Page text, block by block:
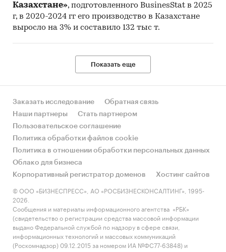
Казахстане», подготовленного BusinesStat в 2025
г, в 2020-2024 гг его производство в Казахстане
выросло на 3% и составило 132 тыс т.
Показать еще
Заказать исследование
Обратная связь
Наши партнеры
Стать партнером
Пользовательское соглашение
Политика обработки файлов cookie
Политика в отношении обработки персональных данных
Облако для бизнеса
Корпоративный регистратор доменов
Хостинг сайтов
© ООО «БИЗНЕСПРЕСС», АО «РОСБИЗНЕСКОНСАЛТИНГ», 1995-
2026.
Сообщения и материалы информационного агентства «РБК»
(свидетельство о регистрации средства массовой информации
выдано Федеральной службой по надзору в сфере связи,
информационных технологий и массовых коммуникаций
(Роскомнадзор) 09.12.2015 за номером ИА №ФС77-63848) и